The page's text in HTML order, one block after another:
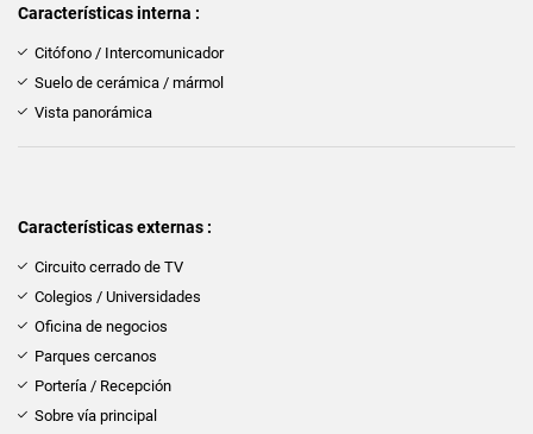
Características interna :
Citófono / Intercomunicador
Suelo de cerámica / mármol
Vista panorámica
Características externas :
Circuito cerrado de TV
Colegios / Universidades
Oficina de negocios
Parques cercanos
Portería / Recepción
Sobre vía principal